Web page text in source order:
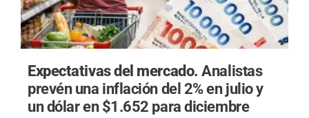
Expectativas del mercado.Analistas
prevén una inflación del 2% en julio y
un dólar en $1.652 para diciembre